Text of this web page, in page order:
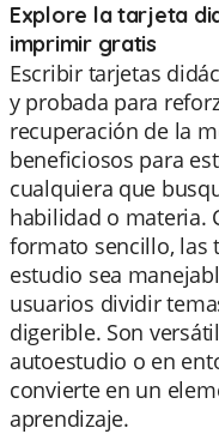
Explore la tarjeta
imprimir gratis
Escribir tarjetas
y probada para
recuperación de la
beneficiosos para
cualquiera que
habilidad o materia.
formato sencillo, las
estudio sea
usuarios dividir
digerible. Son
autoestudio o en
convierte en un
aprendizaje.